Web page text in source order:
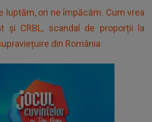
luptăm, ori ne împăcăm. Cum vrea
și CRBL, scandal de proporții la
din România